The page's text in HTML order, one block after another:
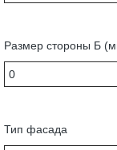
Размер стороны Б
Тип фасада